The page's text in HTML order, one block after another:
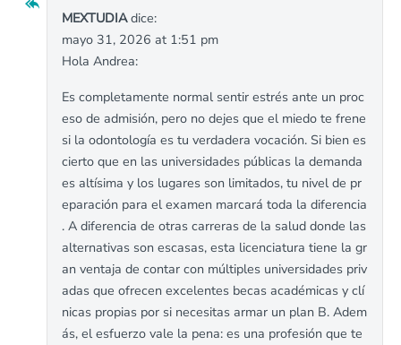
MEXTUDIAdice:
mayo 31, 2026 at 1:51 pm
Hola Andrea:
Es completamente normal sentir estrés ante un proc
eso de admisión, pero no dejes que el miedo te frene
si la odontología es tu verdadera vocación. Si bien es
cierto que en las universidades públicas la demanda
es altísima y los lugares son limitados, tu nivel de pr
eparación para el examen marcará toda la diferencia
. A diferencia de otras carreras de la salud donde las
alternativas son escasas, esta licenciatura tiene la gr
an ventaja de contar con múltiples universidades priv
adas que ofrecen excelentes becas académicas y clí
nicas propias por si necesitas armar un plan B. Adem
ás, el esfuerzo vale la pena: es una profesión que te